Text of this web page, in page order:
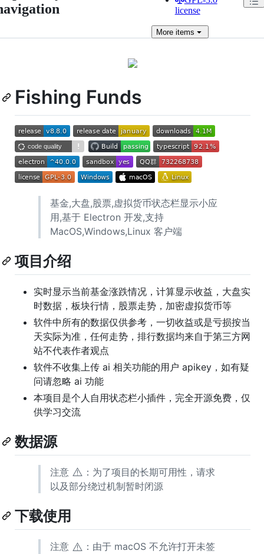
license
Moreitems
Fishing Funds
基金,大盘,股票,虚拟货币状态栏显示小应
用,基于 Electron 开发,支持
MacOS,Windows,Linux 客户端
项目介绍
实时显示当前基金涨跌情况，计算显示收益，大盘实
时数据，板块行情，股票走势，加密虚拟货币等
软件中所有的数据仅供参考，一切收益或是亏损按当
天实际为准，任何走势，排行数据均来自于第三方网
站不代表作者观点
软件不收集上传 ai 相关功能的用户 apikey，如有疑
问请忽略 ai 功能
本项目是个人自用状态栏小插件，完全开源免费，仅
供学习交流
数据源
注意 ⚠️ ：为了项目的长期可用性，请求
以及部分绕过机制暂时闭源
下载使用
注意 ⚠️ ：由于 macOS 不允许打开未签